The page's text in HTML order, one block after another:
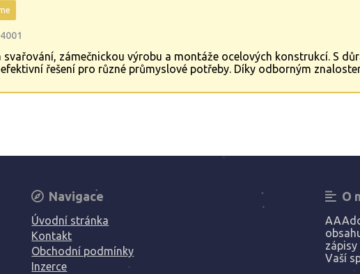
svařování, zámečnickou výrobu a montáže ocelových konstrukcí. S
řešení pro různé průmyslové potřeby. Díky odborným
Navigace
Úvodní stránka
Kontakt
Obchodní podmínky
Inzerce
O
Vaší